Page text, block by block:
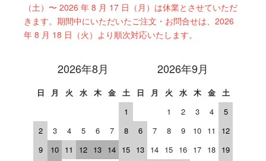
（土）〜 2026 年 8 月 17 日（月）は休業とさせていただ
きます。期間中にいただいたご注文・お問合せは、2026
年 8 月 18 日（火）より順次対応いたします。
2026年8月
日 月 火 水 木 金
土
1
2
3 4 5 6 7
8
9
10 11 12 13 14 15
2026年9月
日 月 火 水 木 金
土
1
2 3 4
5
6
7 8 9 10 11
12
13 14 15 16 17 18 19